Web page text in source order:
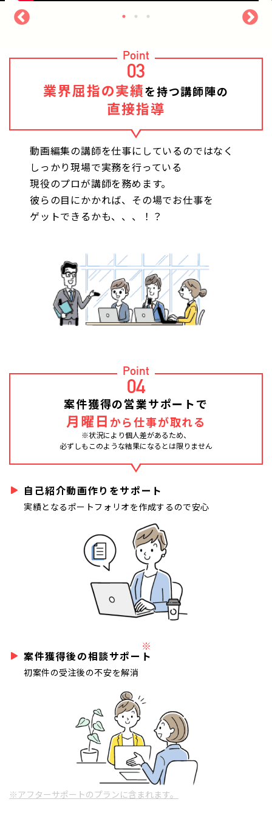
Point
03
業界屈指の実績を持つ講師陣の
直接指導
動画編集の講師を仕事にしているのではなく
しっかり現場で実務を行っている
現役のプロが講師を務めます。
彼らの目にかかれば、その場でお仕事を
ゲットできるかも、、、！？
Point
04
案件獲得の営業サポートで
月曜日 から仕事が取れる
※状況により個人差があるため、
必ずしもこのような結果になるとは限りません
自己紹介動画作りをサポート
実績となるポートフォリオを作成するので安心
案件獲得後の相談サポート
※
初案件の受注後の不安を解消
※アフターサポートのプランに含まれます。